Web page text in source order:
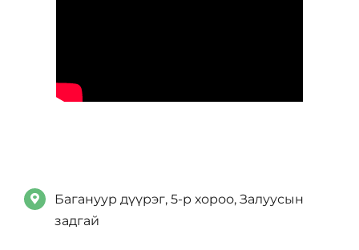
Багануур дүүрэг, 5-р хороо, Залуусын
задгай